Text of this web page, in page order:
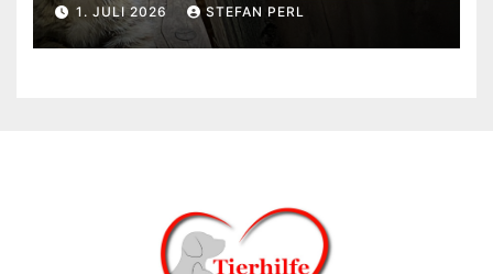
1. JULI 2026 STEFAN PERL